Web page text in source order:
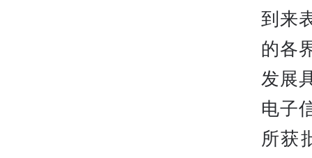
到来
的各
发展
电子
所获